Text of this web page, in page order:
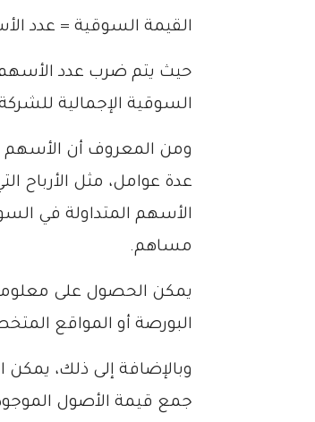
القيمة السوقية = عدد
حيث يتم ضرب عدد
السوقية الإجمالية
ومن المعروف أن
عدة عوامل، مثل الأرباح
الأسهم المتداولة في
مساهم.
يمكن الحصول على
البورصة أو المواقع
وبالإضافة إلى ذلك، يمكن
جمع قيمة الأصول